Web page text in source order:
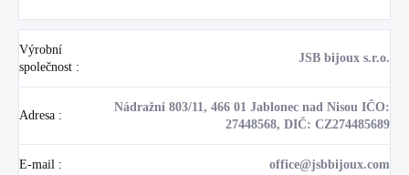
Výrobní
společnost :
JSB bijoux s.r.o.
Adresa :
Nádražní 803/11, 466 01 Jablonec nad Nisou IČO:
27448568, DIČ: CZ274485689
E-mail : office@jsbbijoux.com